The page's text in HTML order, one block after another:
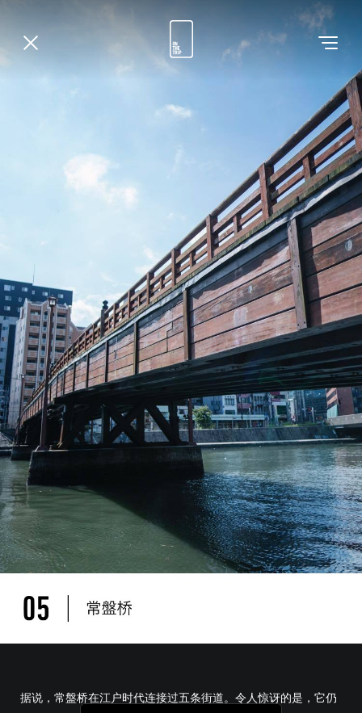
据说，常盤桥在江户时代连接过五条街道。令人惊讶的是，它仍